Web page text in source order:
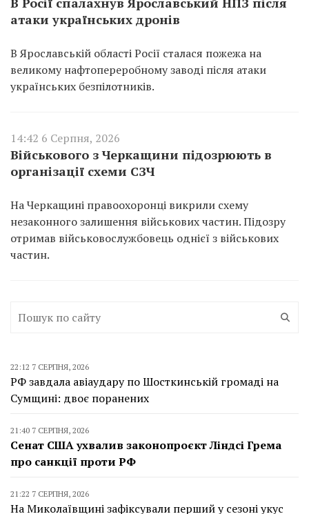
атаки українських дронів
В Ярославській області Росії сталася пожежа на
великому нафтопереробному заводі після атаки
українських безпілотників.
14:42 6 Серпня, 2026
Військового з Черкащини підозрюють в
організації схеми СЗЧ
На Черкащині правоохоронці викрили схему
незаконного залишення військових частин. Підозру
отримав військовослужбовець однієї з військових
частин.
22:12 7 СЕРПНЯ, 2026
РФ завдала авіаудару по Шосткинській громаді на
Сумщині: двоє поранених
21:40 7 СЕРПНЯ, 2026
Сенат США ухвалив законопроєкт Ліндсі Грема
про санкції проти РФ
21:22 7 СЕРПНЯ, 2026
На Миколаївщині зафіксували перший у сезоні укус